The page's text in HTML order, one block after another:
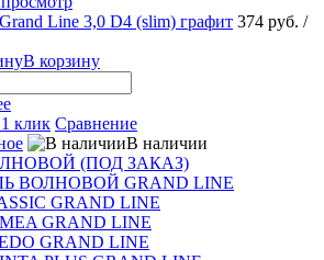
Line 3,0 D4 (slim) графит 374 руб. /
В корзину
клик Сравнение
В наличии
(ПОД ЗАКАЗ)
ВОЛНОВОЙ GRAND LINE
GRAND LINE
GRAND LINE
GRAND LINE